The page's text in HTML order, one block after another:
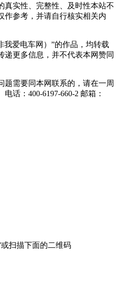
真实性、完整性、及时性本站不
作参考，并请自行核实相关内
我爱电车网）”的作品，均转载
递更多信息，并不代表本网赞同
题需要同本网联系的，请在一周
话：400-6197-660-2 邮箱：
扫描下面的二维码